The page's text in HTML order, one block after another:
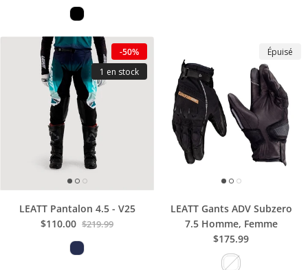
-50%
1 en stock
LEATT Pantalon 4.5 - V25
$110.00 $219.99
Épuisé
LEATT Gants ADV Subzero
7.5 Homme, Femme
$175.99